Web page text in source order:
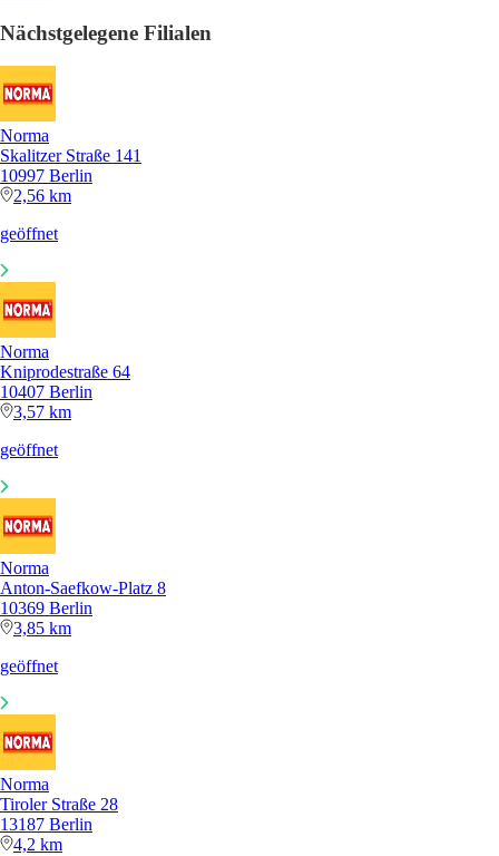
Nächstgelegene Filialen
Norma
Skalitzer Straße 141
10997 Berlin
2,56 km
geöffnet
Norma
Kniprodestraße 64
10407 Berlin
3,57 km
geöffnet
Norma
Anton-Saefkow-Platz 8
10369 Berlin
3,85 km
geöffnet
Norma
Tiroler Straße 28
13187 Berlin
4,2 km